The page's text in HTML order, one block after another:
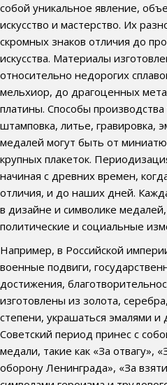
собой уникальное явление,
искусство и мастерство. Их
скромных знаков отличия до
искусства. Материалы
относительно недорогих
мельхиор, до драгоценных
платины. Способы
штамповка, литье, гравировка,
медалей могут быть от
крупных плакеток.
начиная с древних времен,
отличия, и до наших дней.
в дизайне и символике
политические и социальные
Например, в Российской
военные подвиги,
достижения,
изготовлены из золота,
степени, украшаться эмалями
Советский период принес с
медали, такие как «За отвагу»,
оборону Ленинграда», «За